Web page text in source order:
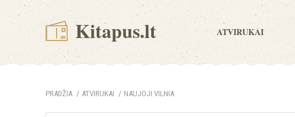
Kitapus.lt ATVIRUKAI
PRADŽIA ATVIRUKAI NAUJOJI VILNIA